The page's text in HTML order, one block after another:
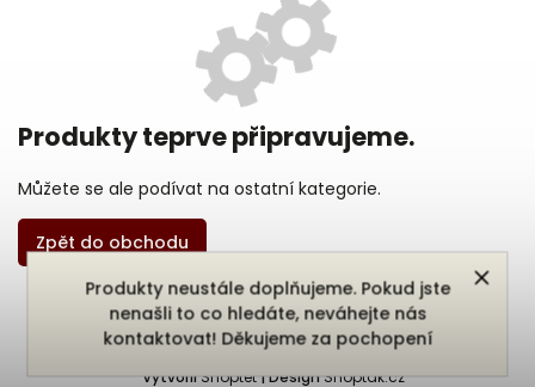
Produkty neustále doplňujeme. Pokud jste
nenašli to co hledáte, neváhejte nás
kontaktovat! Děkujeme za pochopení
Produkty teprve připravujeme.
Můžete se ale podívat na ostatní kategorie.
Zpět do obchodu
Copyright 2026Bukefalos. Všechna práva vyhrazena.
Vytvořil Shoptet | Design Shoptak.cz